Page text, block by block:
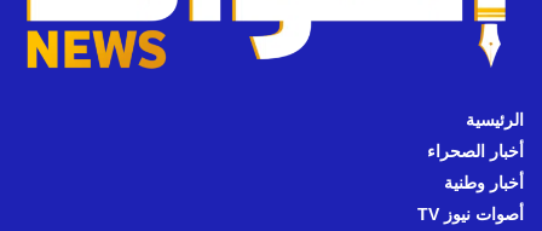
الرئيسية
أخبار الصحراء
أخبار وطنية
أصوات نيوز TV